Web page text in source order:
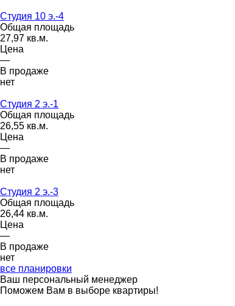
Студия 10 э.-4
Общая площадь
27,97 кв.м.
Цена
—
В продаже
нет
Студия 2 э.-1
Общая площадь
26,55 кв.м.
Цена
—
В продаже
нет
Студия 2 э.-3
Общая площадь
26,44 кв.м.
Цена
—
В продаже
нет
все планировки
Ваш персональный менеджер
Поможем Вам в выборе квартиры!